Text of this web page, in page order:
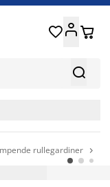

 
rullegardiner 